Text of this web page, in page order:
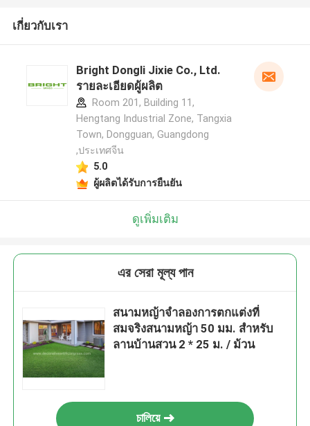
เกี่ยวกับเรา
Bright Dongli Jixie Co., Ltd.
รายละเอียดผู้ผลิต
Room 201, Building 11,
Hengtang Industrial Zone, Tangxia
Town, Dongguan, Guangdong
,ประเทศจีน
5.0
ผู้ผลิตได้รับการยืนยัน
ดูเพิ่มเติม
এর সেরা মূল্য পান
สนามหญ้าจำลองการตกแต่งที่
สมจริงสนามหญ้า 50 มม. สำหรับ
ลานบ้านสวน 2 * 25 ม. / ม้วน
চালিয়ে